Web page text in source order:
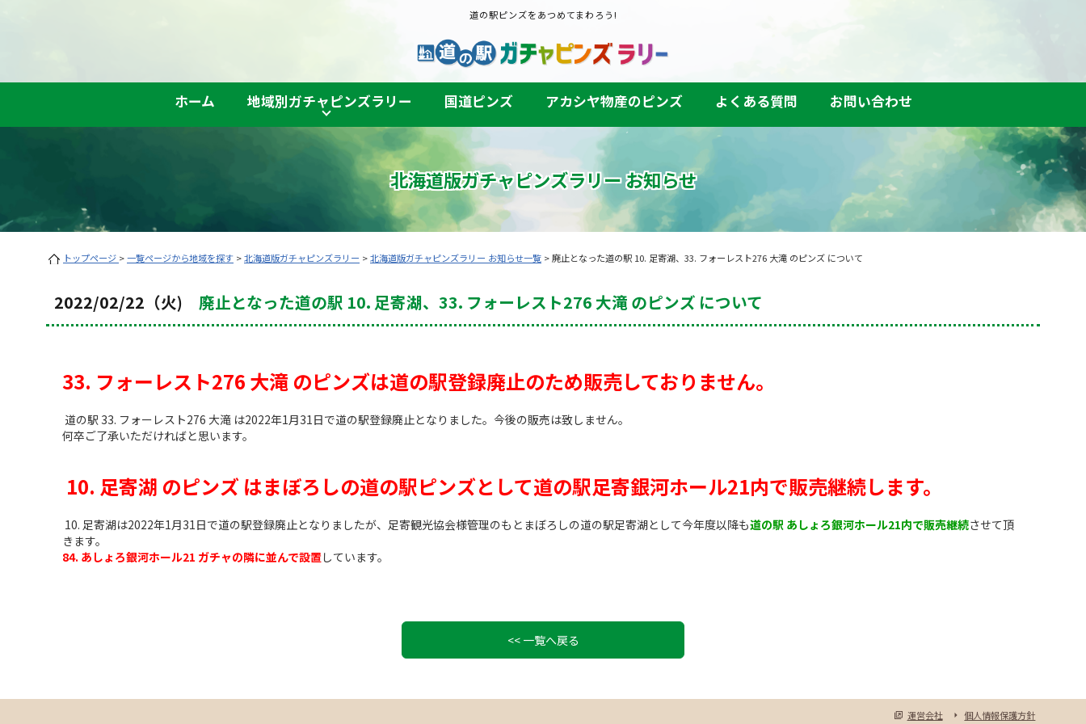
道の駅ピンズをあつめてまわろう!
ホーム 地域別ガチャピンズラリー 国道ピンズ アカシヤ物産のピンズ よくある質問 お問い合わせ
北海道版ガチャピンズラリーお知らせ
トップページ >一覧ページから地域を探す >北海道版ガチャピンズラリー >北海道版ガチャピンズラリー お知らせ一覧 > 廃止となった道の駅 10. 足寄湖、33. フォーレスト276 大滝 のピンズ について
2022/02/22（火) 廃止となった道の駅 10. 足寄湖、33. フォーレスト276 大滝 のピンズ について
33. フォーレスト276 大滝 のピンズは道の駅登録廃止のため販売しておりません。
道の駅 33. フォーレスト276 大滝 は2022年1月31日で道の駅登録廃止となりました。今後の販売は致しません。
何卒ご了承いただければと思います。
10. 足寄湖 のピンズ はまぼろしの道の駅ピンズとして道の駅足寄銀河ホール21内で販売継続します。
10. 足寄湖は2022年1月31日で道の駅登録廃止となりましたが、足寄観光協会様管理のもとまぼろしの道の駅足寄湖として今年度以降も道の駅 あしょろ銀河ホール21内で販売継続させて頂
きます。
84. あしょろ銀河ホール21 ガチャの隣に並んで設置 しています。
<< 一覧へ戻る
運営会社 個人情報保護方針